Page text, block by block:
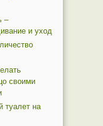
–
и уход
своими
туалет на